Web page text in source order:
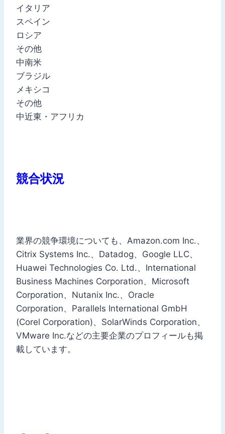
イタリア
スペイン
ロシア
その他
中南米
ブラジル
メキシコ
その他
中近東・アフリカ
競合状況
業界の競争環境についても、Amazon.com Inc.、
Citrix Systems Inc.、Datadog、Google LLC、
Huawei Technologies Co. Ltd.、International
Business Machines Corporation、Microsoft
Corporation、Nutanix Inc.、Oracle
Corporation、Parallels International GmbH
(Corel Corporation)、SolarWinds Corporation、
VMware Inc.などの主要企業のプロフィールも掲
載しています。